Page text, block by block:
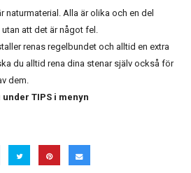
naturmaterial. Alla är olika och en del
att det är något fel.
renas regelbundet och alltid en extra
du alltid rena dina stenar själv också för
dem.
TIPS i menyn